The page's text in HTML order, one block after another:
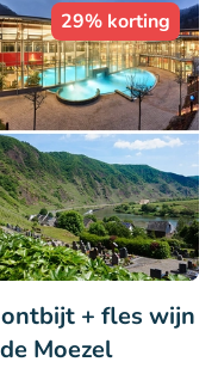
29% korting
+ fles wijn
Moezel